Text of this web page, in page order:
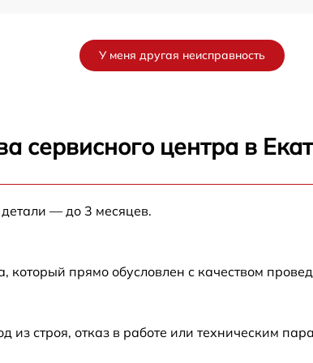
У меня другая неисправность
сервисного центра в
— до 3 месяцев.
который прямо обусловлен с качеством
строя, отказ в работе или техническим